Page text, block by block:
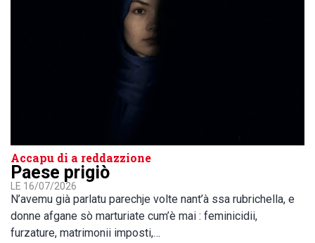
Accapu di a reddazzione
Paese prigiò
LE 16/07/2026
N’avemu già parlatu parechje volte nant’à ssa rubrichella, e
donne afgane sò marturiate cum’è mai : feminicidii,
furzature, matrimonii imposti,…